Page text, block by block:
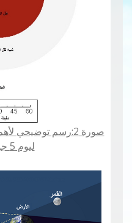
صورة 2:رسم
ليوم 5 جوان 2020.